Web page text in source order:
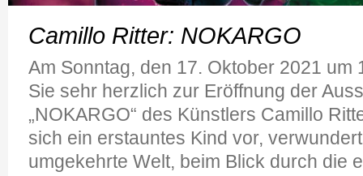
Camillo Ritter: NOKARGO
Am Sonntag, den 17. Oktober 2021 um
Sie sehr herzlich zur Eröffnung der
„NOKARGO“ des Künstlers Camillo
sich ein erstauntes Kind vor,
umgekehrte Welt, beim Blick durch die